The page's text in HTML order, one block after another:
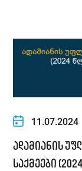
11.07.2024
ადამიანის
საქმეები